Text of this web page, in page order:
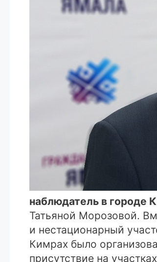
наблюдатель в городе
Татьяной Морозовой.
и нестационарный
Кимрах было
присутствие на